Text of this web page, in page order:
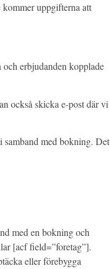
uppgifterna att
erbjudanden kopplade
också skicka e-post där vi
samband med bokning. Det
med en bokning och
[acf field=”foretag”].
eller förebygga